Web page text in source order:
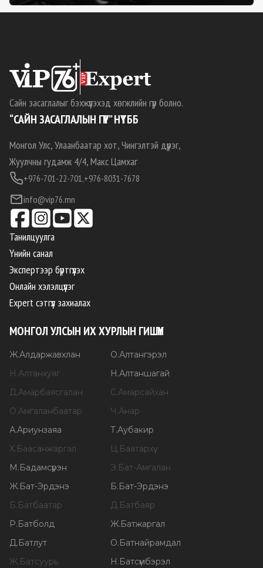
Сайн засаглалыг бэхжүүлэхэд хөгжлийн гүүр болно.
“САЙН ЗАСАГЛАЛЫН ГҮҮР” НҮТББ
Монгол Улс, Улаанбаатар хот, Чингэлтэй дүүрэг,
Жуулчны гудамж 4/4, Макс Цамхаг
+976-701-22-701,+976-8031-7678
info@vip76.mn
Танилцуулга
Үнийн санал
Экспертээр бүртгүүлэх
Онлайн хэлэлцүүлэг
Expert сэтгүүл захиалах
МОНГОЛ УЛСЫН ИХ ХУРЛЫН ГИШҮҮН
Ж.Алдаржавхлан О.Алтангэрэл
Н .Алтанхуяг Н .Алтаншагай
Д.Амарбаясгалан С.Амарсайхан
О.Амгаланбаатар Ч .Анар
А.Ариунзаяа Т.Аубакир
Х. Баасанжаргал Ц. Баатархүү
М . Бадамсүрэн Э. Бат-Амгалан
Ж. Бат-Эрдэнэ Б. Бат-Эрдэнэ
Б. Батбаатар Д. Батбаяр
Р. Батболд Ж. Батжаргал
Д. Батлут О. Батнайрамдал
Ж. Батсуурь Н . Батсүмбэрэл